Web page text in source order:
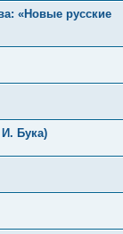
«Новые русские
Бука)